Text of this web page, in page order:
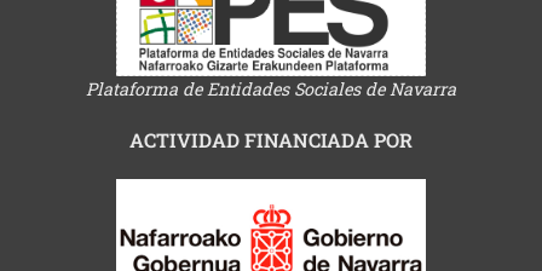
Plataforma de Entidades Sociales de Navarra
ACTIVIDAD FINANCIADA POR